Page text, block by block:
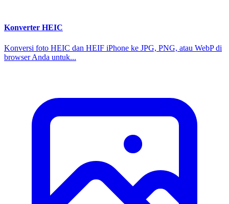
Konverter HEIC
Konversi foto HEIC dan HEIF iPhone ke JPG, PNG, atau WebP di
browser Anda untuk...